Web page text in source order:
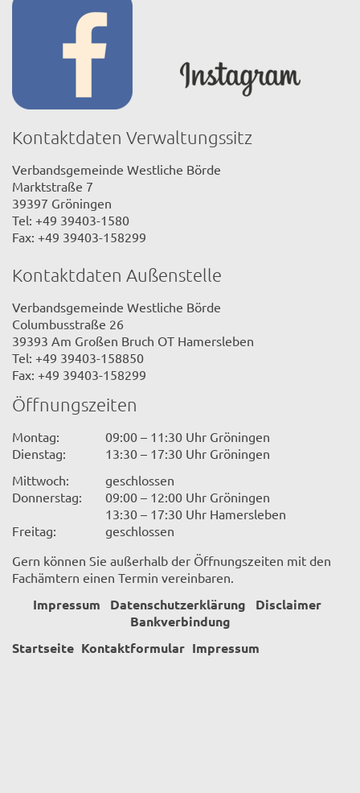
Kontaktdaten Verwaltungssitz
Verbandsgemeinde Westliche Börde
Marktstraße 7
39397 Gröningen
Tel: +49 39403-1580
Fax: +49 39403-158299
Kontaktdaten Außenstelle
Verbandsgemeinde Westliche Börde
Columbusstraße 26
39393 Am Großen Bruch OT Hamersleben
Tel: +49 39403-158850
Fax: +49 39403-158299
Öffnungszeiten
Montag:
09:00 – 11:30 Uhr Gröningen
Dienstag:
13:30 – 17:30 Uhr Gröningen
Mittwoch:
geschlossen
Donnerstag:
09:00 – 12:00 Uhr Gröningen
13:30 – 17:30 Uhr Hamersleben
Freitag:
geschlossen
Gern können Sie außerhalb der Öffnungszeiten mit den
Fachämtern einen Termin vereinbaren.
Impressum Datenschutzerklärung
Disclaimer
Bankverbindung
Startseite Kontaktformular Impressum